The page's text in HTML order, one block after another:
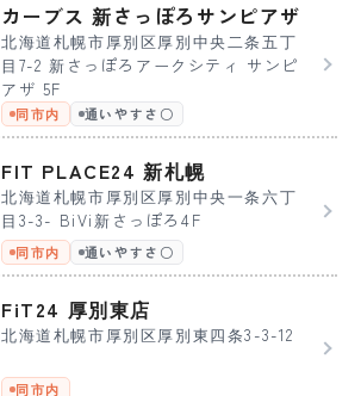
カーブス 新さっぽろサンピアザ
北海道札幌市厚別区厚別中央二条五丁
目7-2 新さっぽろアークシティ サンピ
アザ 5F
同市内 通いやすさ〇
FIT PLACE24 新札幌
北海道札幌市厚別区厚別中央一条六丁
目3-3- BiVi新さっぽろ4F
同市内 通いやすさ〇
FiT24 厚別東店
北海道札幌市厚別区厚別東四条3-3-12
同市内